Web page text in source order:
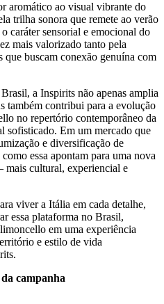
aromático ao visual vibrante do
trilha sonora que remete ao verão
caráter sensorial e emocional do
mais valorizado tanto pela
que buscam conexão genuína com
a Inspirits não apenas amplia
também contribui para a evolução
no repertório contemporâneo da
sofisticado. Em um mercado que
e diversificação de
essa apontam para uma nova
cultural, experiencial e
viver a Itália em cada detalhe,
essa plataforma no Brasil,
em uma experiência
e estilo de vida
campanha